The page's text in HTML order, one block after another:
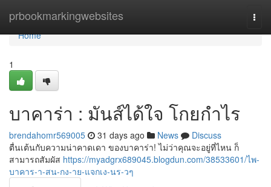
prbookmarkingwebsites
Home
Home
1
บาคาร่า : มันส์ได้ใจ โกยกำไร
brendahomr569005 31 days ago News
Discuss
ตื่นเต้นกับความน่าคาดเดา ของบาคาร่า! ไม่ว่าคุณจะอยู่ที่ไหน ก็
สามารถสัมผัส https://myadgrx689045.blogdun.com/38533601/ไพ-
บาคาร-า-สน-กง-าย-แจกเง-นร-วๆ